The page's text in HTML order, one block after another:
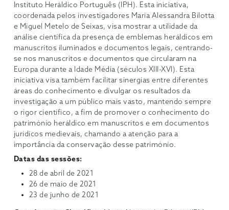
Instituto Heráldico Português (IPH). Esta iniciativa,
coordenada pelos investigadores Maria Alessandra Bilotta
e Miguel Metelo de Seixas, visa mostrar a utilidade da
análise científica da presença de emblemas heráldicos em
manuscritos iluminados e documentos legais, centrando-
se nos manuscritos e documentos que circularam na
Europa durante a Idade Média (séculos XIII-XVI). Esta
iniciativa visa também facilitar sinergias entre diferentes
áreas do conhecimento e divulgar os resultados da
investigação a um público mais vasto, mantendo sempre
o rigor científico, a fim de promover o conhecimento do
património heráldico em manuscritos e em documentos
jurídicos medievais, chamando a atenção para a
importância da conservação desse património.
Datas das sessões:
28 de abril de 2021
26 de maio de 2021
23 de junho de 2021